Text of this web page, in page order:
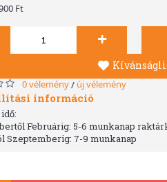
Ft
+
0 vélemény/ új vélemény
információ
Februárig: 5-6 munkanap
Szeptemberig: 7-9 munkanap